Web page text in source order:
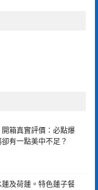
箱真實評價：必點爆
有一點美中不足？
蓮及荷蓮。特色蓮子餐